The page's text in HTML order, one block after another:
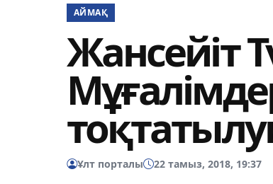
АЙМАҚ
Жансейіт
Ұлт порталы 22 тамыз, 2018, 19:37